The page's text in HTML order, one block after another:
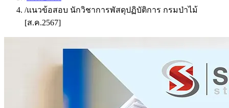
/แนวข้อสอบ นักวิชาการพัสดุปฏิบัติการ กรมป่าไม้
[ส.ค.2567]